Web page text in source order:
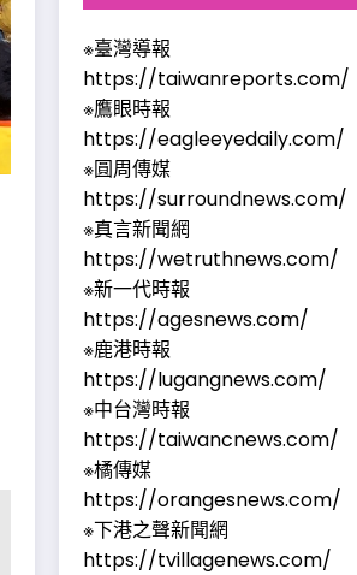
※臺灣導報
https://taiwanreports.com/
※鷹眼時報
https://eagleeyedaily.com/
※圓周傳媒
https://surroundnews.com/
※真言新聞網
https://wetruthnews.com/
※新一代時報
https://agesnews.com/
※鹿港時報
https://lugangnews.com/
※中台灣時報
https://taiwancnews.com/
※橘傳媒
https://orangesnews.com/
※下港之聲新聞網
https://tvillagenews.com/